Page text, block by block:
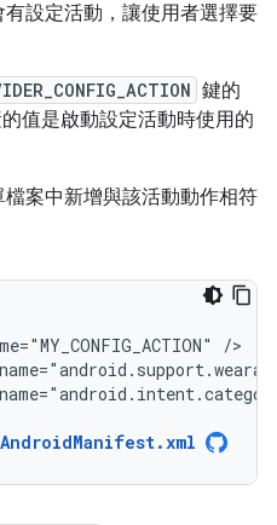
設定活動，讓使用者選擇要
鍵的
值是啟動設定活動時使用的
案中新增與該活動動作相符
AndroidManifest.xml